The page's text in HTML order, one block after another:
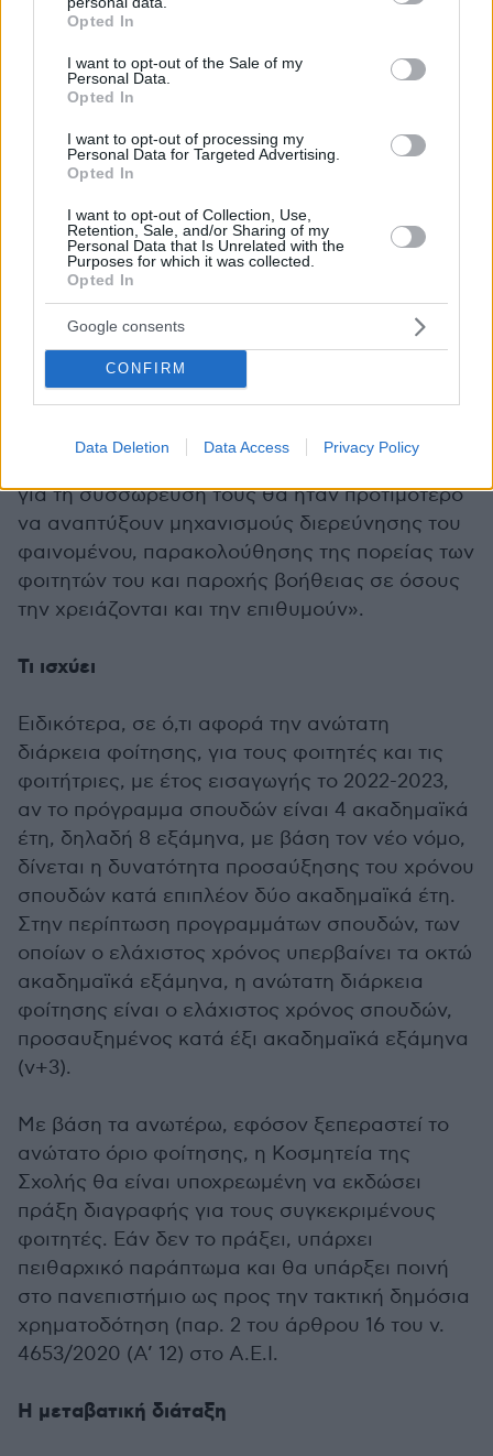
grant or deny consent to Google and its third-party tags to
use your data for below specified purposes in below Google
consent section.
Opted In
I want to opt-out of the Sale of my
Personal Data.
Opted In
I want to opt-out of processing my
Personal Data for Targeted Advertising.
Opted In
I want to opt-out of Collection, Use,
Retention, Sale, and/or Sharing of my
Personal Data that Is Unrelated with the
Purposes for which it was collected.
Opted In
Google consents
CONFIRM
Data Deletion Data Access Privacy Policy
φοιτητών θα ευνοήσει τη λειτουργία των
ιδιωτικών πανεπιστημίων, δίνοντάς τους ένα
ανταγωνιστικό πλεονέκτημα. Τι προτείνει ο δρ
Περικλής Μήτκας σχετικά;
«Η προσοχή του κάθε ιδρύματος θα πρέπει να
στρέφεται προς τα άτομα της πρώτης
κατηγορίας που κάνουν μια ειλικρινή
προσπάθεια να πάρουν το πτυχίο τους και
χρειάζονται τη στήριξη των καθηγητών τους. Οι
πολιτικές που στοχεύουν στη μείωση του
ποσοστού των εγγεγραμμένων αυτής της
κατηγορίας αποτελούν μέρος της πολιτικής
διασφάλισης ποιότητας του ιδρύματος και
αξιολογούνται αναλόγως. Ωσότου τα ελληνικά
πανεπιστήμια αρχίσουν να διαγράφουν τους
για τη συσσώρευσή τους θα ήταν προτιμότερο
να αναπτύξουν μηχανισμούς διερεύνησης του
φαινομένου, παρακολούθησης της πορείας των
φοιτητών του και παροχής βοήθειας σε όσους
την χρειάζονται και την επιθυμούν».
Τι ισχύει
Ειδικότερα, σε ό,τι αφορά την ανώτατη
διάρκεια φοίτησης, για τους φοιτητές και τις
φοιτήτριες, με έτος εισαγωγής το 2022-2023,
αν το πρόγραμμα σπουδών είναι 4 ακαδημαϊκά
έτη, δηλαδή 8 εξάμηνα, με βάση τον νέο νόμο,
δίνεται η δυνατότητα προσαύξησης του χρόνου
σπουδών κατά επιπλέον δύο ακαδημαϊκά έτη.
Στην περίπτωση προγραμμάτων σπουδών, των
οποίων ο ελάχιστος χρόνος υπερβαίνει τα οκτώ
ακαδημαϊκά εξάμηνα, η ανώτατη διάρκεια
φοίτησης είναι ο ελάχιστος χρόνος σπουδών,
προσαυξημένος κατά έξι ακαδημαϊκά εξάμηνα
(ν+3).
Με βάση τα ανωτέρω, εφόσον ξεπεραστεί το
ανώτατο όριο φοίτησης, η Κοσμητεία της
Σχολής θα είναι υποχρεωμένη να εκδώσει
πράξη διαγραφής για τους συγκεκριμένους
φοιτητές. Εάν δεν το πράξει, υπάρχει
πειθαρχικό παράπτωμα και θα υπάρξει ποινή
στο πανεπιστήμιο ως προς την τακτική δημόσια
χρηματοδότηση (παρ. 2 του άρθρου 16 του ν.
4653/2020 (Α’ 12) στο Α.Ε.Ι.
Η μεταβατική διάταξη